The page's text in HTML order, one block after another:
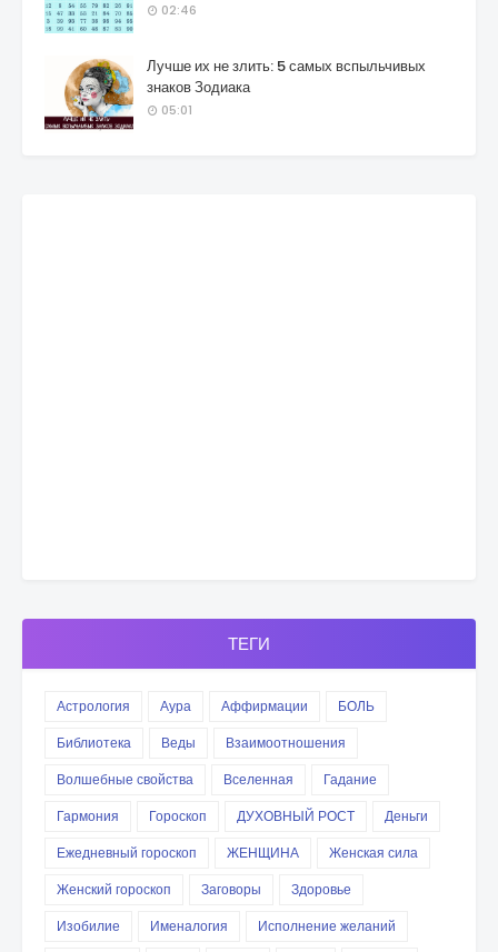
02:46
Лучше их не злить: 5 самых вспыльчивых
знаков Зодиака
05:01
ТЕГИ
Астрология Аура Аффирмации
БОЛЬ
Библиотека
Веды
Взаимоотношения
Волшебные свойства
Вселенная
Гадание
Гармония
Гороскоп ДУХОВНЫЙ РОСТ
Деньги
Ежедневный гороскоп
ЖЕНЩИНА
Женская сила
Женский гороскоп
Заговоры
Здоровье
Изобилие
Именалогия
Исполнение желаний